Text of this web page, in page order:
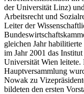
der Universität Linz) und
Arbeitsrecht und
Leiter der
gleichen Jahr
im Jahr 2001 das
Universität Wien leitete.
Hauptversammlung
Nowak zu
bildeten den ersten